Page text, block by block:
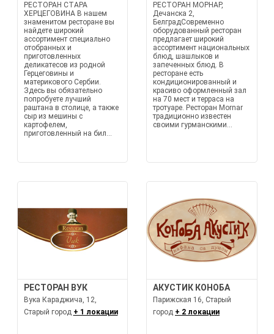
РЕСТОРАН СТАРА
ХЕРЦЕГОВИНА В нашем
знаменитом ресторане вы
найдете широкий
ассортимент специально
отобранных и
приготовленных
деликатесов из родной
Герцеговины и
материкового Сербии.
Здесь вы обязательно
попробуете лучший
раштана в столице, а также
сыр из мешины с
картофелем,
приготовленный на бил...
РЕСТОРАН МОРНАР,
Дечанска 2,
БелградСовременно
оборудованный ресторан
предлагает широкий
ассортимент национальных
блюд, шашлыков и
запеченных блюд. В
ресторане есть
кондиционированный и
красиво оформленный зал
на 70 мест и терраса на
тротуаре. Ресторан Мornar
традиционно известен
своими гурманскими...
РЕСТОРАН ВУК
Вука Караджича, 12,
Старый город + 1 локации
АКУСТИК КОНОБА
Парижская 16, Старый
город + 2 локации